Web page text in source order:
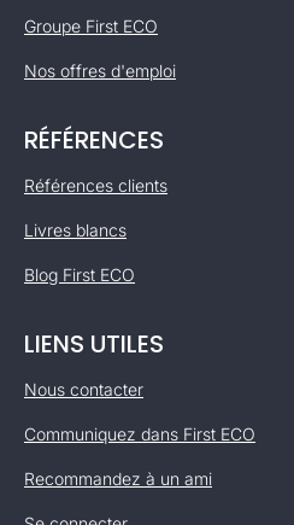
Groupe First ECO
Nos offres d'emploi
RÉFÉRENCES
Références clients
Livres blancs
Blog First ECO
LIENS UTILES
Nous contacter
Communiquez dans First ECO
Recommandez à un ami